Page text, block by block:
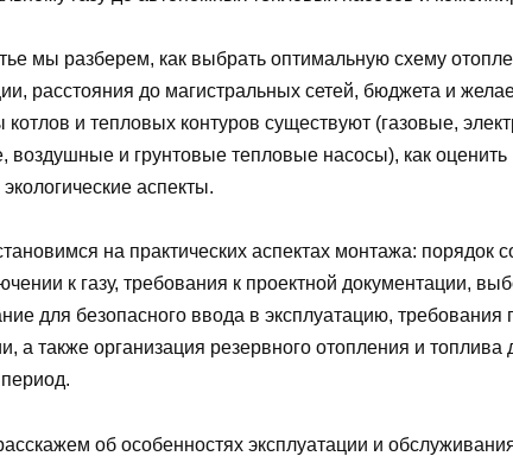
мы разберем, как выбрать оптимальную схему
расстояния до магистральных сетей, бюджета и
котлов и тепловых контуров существуют (газовые,
воздушные и грунтовые тепловые насосы), как оценить
аспекты.
на практических аспектах монтажа: порядок
к газу, требования к проектной документации,
для безопасного ввода в эксплуатацию,
а также организация резервного отопления и
об особенностях эксплуатации и